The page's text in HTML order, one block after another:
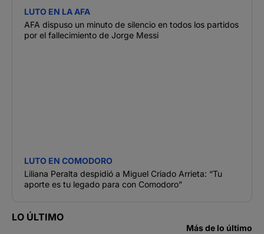
LUTO EN LA AFA
AFA dispuso un minuto de silencio en todos los partidos
por el fallecimiento de Jorge Messi
LUTO EN COMODORO
Liliana Peralta despidió a Miguel Criado Arrieta: “Tu
aporte es tu legado para con Comodoro”
LO ÚLTIMO
Más de lo último